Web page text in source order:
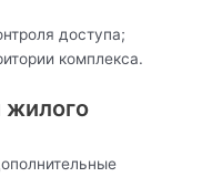
доступа;
комплекса.
жилого